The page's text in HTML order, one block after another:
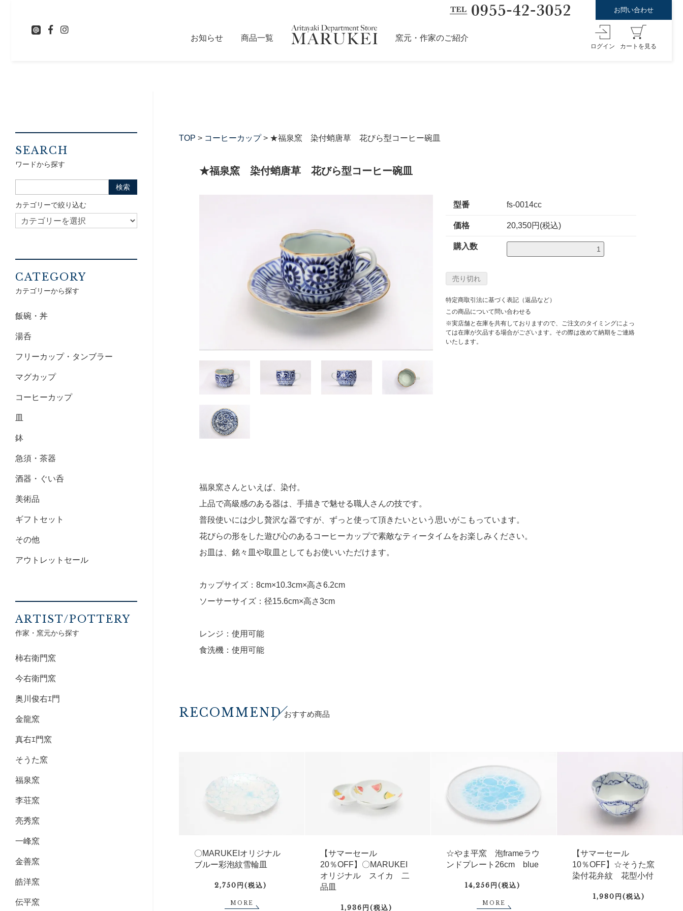
お問い合わせ
お知らせ 商品一覧 窯元・作家のご紹介
ログイン カートを見る
TOP > コーヒーカップ> ★福泉窯 染付蛸唐草 花びら型コーヒー碗皿
★福泉窯 染付蛸唐草 花びら型コーヒー碗皿
型番 fs-0014cc
価格 20,350円(税込)
購入数
特定商取引法に基づく表記（返品など）
この商品について問い合わせる
※実店舗と在庫を共有しておりますので、ご注文のタイミングによっ
ては在庫が欠品する場合がございます。その際は改めて納期をご連絡
いたします。
福泉窯さんといえば、染付。
上品で高級感のある器は、手描きで魅せる職人さんの技です。
普段使いには少し贅沢な器ですが、ずっと使って頂きたいという思いがこもっています。
花びらの形をした遊び心のあるコーヒーカップで素敵なティータイムをお楽しみください。
お皿は、銘々皿や取皿としてもお使いいただけます。
カップサイズ：8cm×10.3cm×高さ6.2cm
ソーサーサイズ：径15.6cm×高さ3cm
レンジ：使用可能
食洗機：使用可能
RECOMMEND おすすめ商品
〇MARUKEIオリジナル
ブルー彩泡紋雪輪皿
2,750円(税込)
MORE
【サマーセール
20％OFF】〇MARUKEI
オリジナル スイカ 二
品皿
1,936円(税込)
☆やま平窯 泡frameラウ
ンドプレート26cm blue
14,256円(税込)
MORE
【サマーセール
10％OFF】☆そうた窯
染付花弁紋 花型小付
1,980円(税込)
SEARCH
ワードから探す
カテゴリーで絞り込む
CATEGORY
カテゴリーから探す
飯碗・丼
湯呑
フリーカップ・タンブラー
マグカップ
コーヒーカップ
皿
鉢
急須・茶器
酒器・ぐい呑
美術品
ギフトセット
その他
アウトレットセール
ARTIST/POTTERY
作家・窯元から探す
柿右衛門窯
今右衛門窯
奥川俊右ｴ門
金龍窯
真右ｴ門窯
そうた窯
福泉窯
李荘窯
亮秀窯
一峰窯
金善窯
皓洋窯
伝平窯